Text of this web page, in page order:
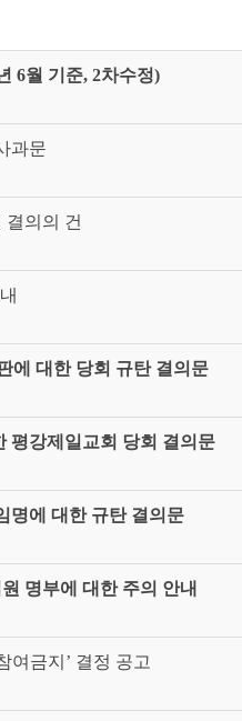
6월 기준, 2차수정)
과문
의의 건
에 대한 당회 규탄 결의문
평강제일교회 당회 결의문
명에 대한 규탄 결의문
명부에 대한 주의 안내
여금지’ 결정 공고